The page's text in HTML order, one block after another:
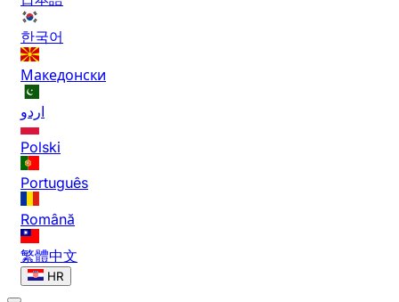
한국어
Македонски
اردو
Polski
Português
Română
繁體中文
HR